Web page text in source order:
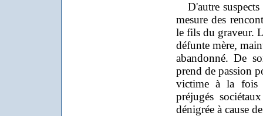
D'autre suspects
mesure des
le fils du graveur.
défunte mère,
abandonné. De
prend de passion
victime à la fois
préjugés
dénigrée à cause